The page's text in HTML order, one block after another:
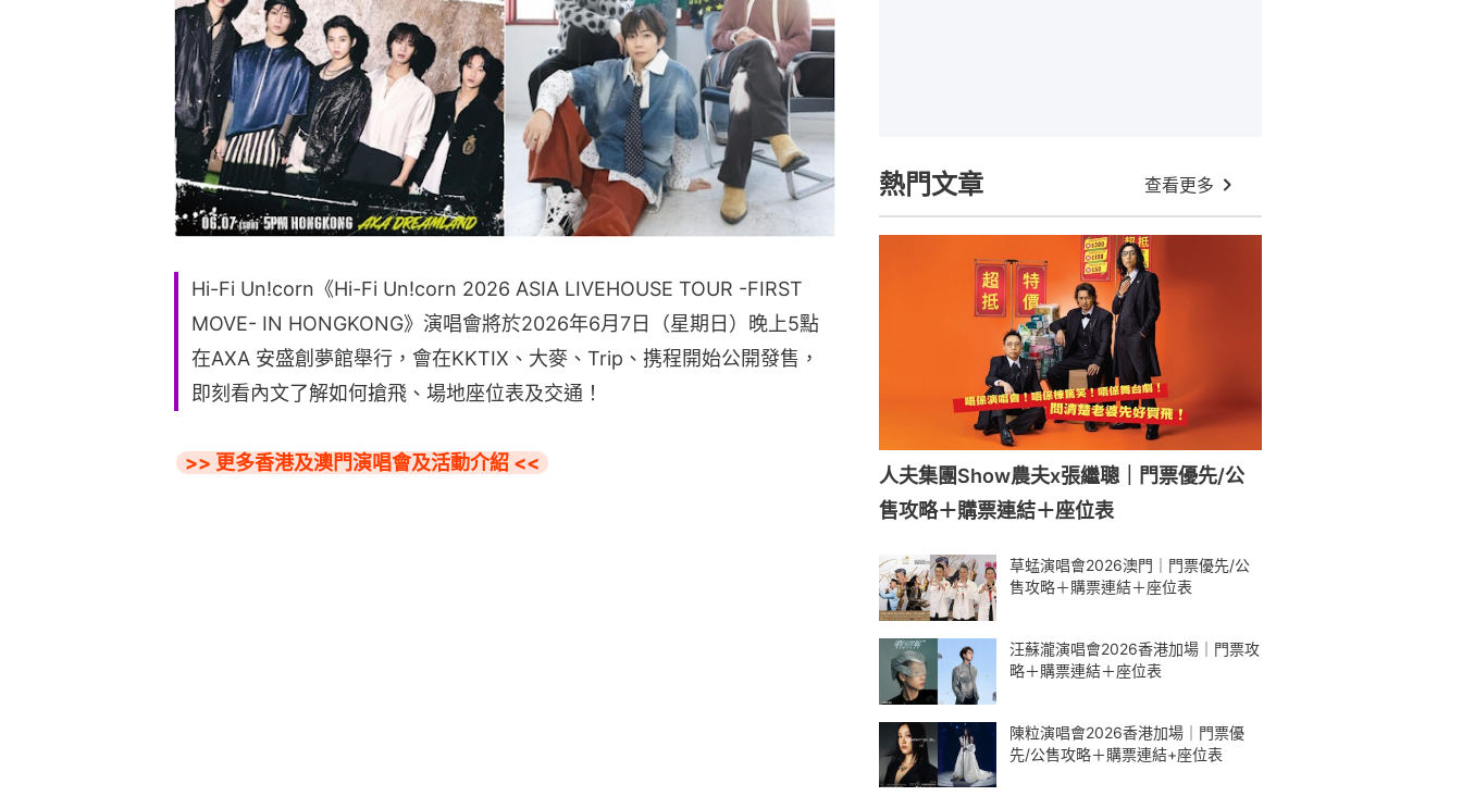
Hi-Fi Un!corn《Hi-Fi Un!corn 2026 ASIA LIVEHOUSE TOUR -FIRST
MOVE- IN HONGKONG》演唱會將於2026年6月7日（星期日）晚上5點
在AXA 安盛創夢館舉行，會在KKTIX、大麥、Trip、携程開始公開發售，
即刻看內文了解如何搶飛、場地座位表及交通！
>> 更多香港及澳門演唱會及活動介紹 <<
熱門文章 查看更多
人夫集團Show農夫x張繼聰｜門票優先/公
售攻略＋購票連結＋座位表
草蜢演唱會2026澳門｜門票優先/公
售攻略＋購票連結＋座位表
汪蘇瀧演唱會2026香港加場｜門票攻
略＋購票連結＋座位表
陳粒演唱會2026香港加場｜門票優
先/公售攻略＋購票連結+座位表